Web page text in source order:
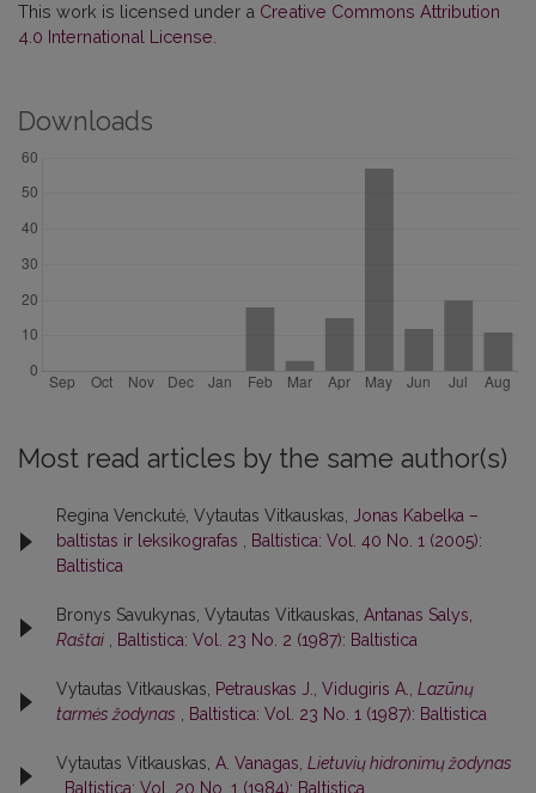
This work is licensed under a Creative Commons Attribution
4.0 International License
Downloads
Most read articles by the same author(s)
Regina Venckutė, Vytautas Vitkauskas,
Jonas Kabelka –
baltistas ir leksikografas
Baltistica: Vol. 40 No. 1 (2005):
Baltistica
Bronys Savukynas, Vytautas Vitkauskas, Antanas Salys,
Raštai
Baltistica: Vol. 23 No. 2 (1987): Baltistica
Vytautas Vitkauskas, Petrauskas J., Vidugiris A., Lazūnų
tarmės žodynas
Baltistica: Vol. 23 No. 1 (1987): Baltistica
Vytautas Vitkauskas, A. Vanagas, Lietuvių hidronimų žodynas
Baltistica: Vol. 20 No. 1 (1984): Baltistica